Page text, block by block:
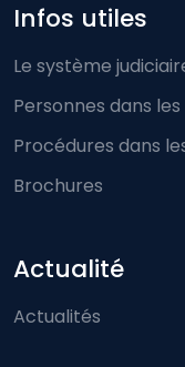
Infos utiles
Le système
Personnes dans
Procédures dans
Brochures
Actualité
Actualités